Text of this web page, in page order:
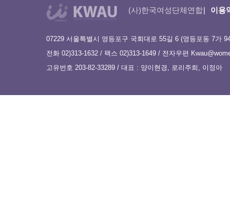
(사)한국여성단체연합 이용
07229 서울특별시 영등포구 국회대로 55길 6 (영등포동 7가
전화 02)313-1632 / 팩스 02)313-1649 / 전자우편
고유번호 203-82-33289 / 대표 : 양이현경, 로리주희, 이정아